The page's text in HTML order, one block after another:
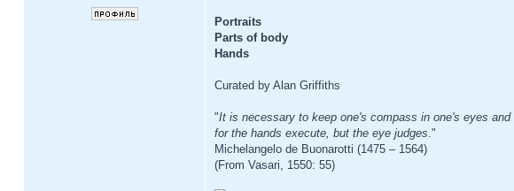
Portraits
Parts of body
Hands
Curated by Alan Griffiths
"It is necessary to keep one's compass in one's eyes and
for the hands execute, but the eye judges."
Michelangelo de Buonarotti (1475 – 1564)
(From Vasari, 1550: 55)